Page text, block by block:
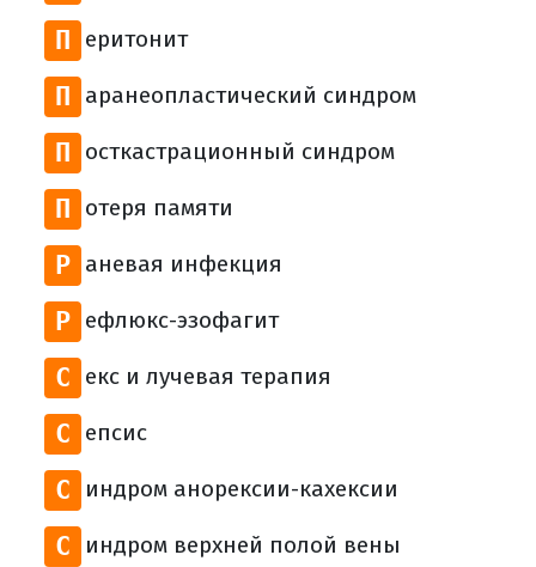
П еритонит
П аранеопластический синдром
П осткастрационный синдром
П отеря памяти
Р аневая инфекция
Р ефлюкс-эзофагит
С екс и лучевая терапия
С епсис
С индром анорексии-кахексии
С индром верхней полой вены